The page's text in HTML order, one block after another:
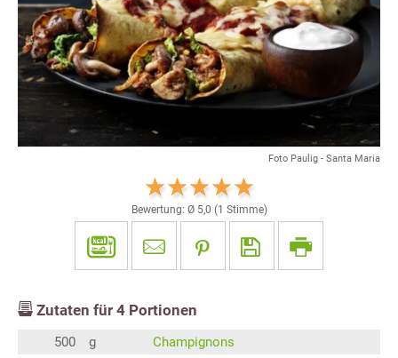
Foto Paulig - Santa Maria
Bewertung: Ø 5,0 (1 Stimme)
Zutaten für 4 Portionen
500 g
Champignons